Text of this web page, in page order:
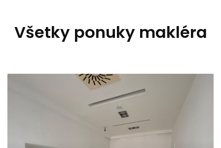
Všetky ponuky makléra